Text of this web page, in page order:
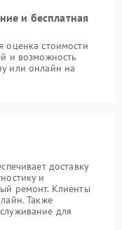
и бесплатная
оценка стоимости
и возможность
или онлайн на
доставку
и
ремонт. Клиенты
Также
для